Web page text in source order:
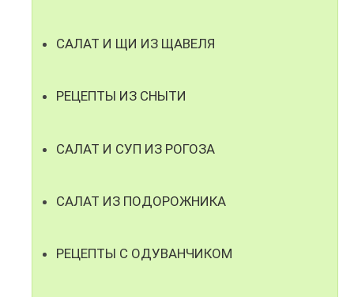
САЛАТ И ЩИ ИЗ ЩАВЕЛЯ
РЕЦЕПТЫ ИЗ СНЫТИ
САЛАТ И СУП ИЗ РОГОЗА
САЛАТ ИЗ ПОДОРОЖНИКА
РЕЦЕПТЫ С ОДУВАНЧИКОМ